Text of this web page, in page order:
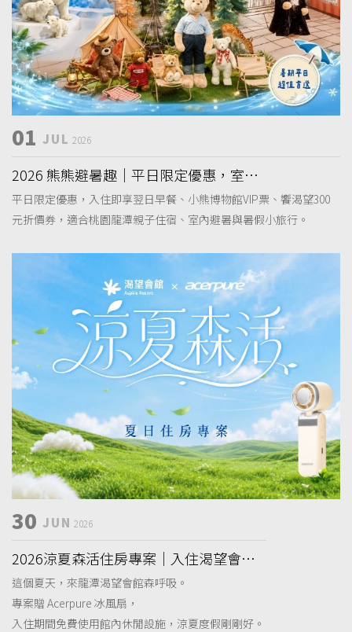
01 JUL 2026
2026 熊熊避暑趣｜平日限定優惠，室內
避暑・小熊博物館假期專案
平日限定優惠，入住即享翌日早餐、小熊博物館VIP票、饗渴望300
元折價券，適合桃園龍潭親子住宿、室內避暑與暑假小旅行。
30 JUN 2026
2026涼夏森活住房專案｜入住渴望會館
贈 Acerpure 冰風扇
這個夏天，來龍潭渴望會館森呼吸。
專案贈 Acerpure 冰風扇，
入住期間免費使用館內休閒設施，涼夏度假剛剛好。